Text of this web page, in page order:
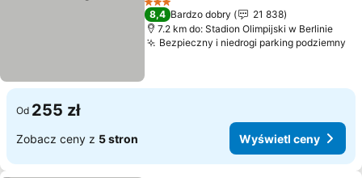
3 Kategoria
8,4 Bardzo dobry
21 838
7.2 km do: Stadion Olimpijski w Berlinie
Bezpieczny i niedrogi parking podziemny
Od 255 zł
Zobacz ceny z 5 stron Wyświetl ceny